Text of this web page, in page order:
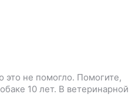
это не помогло. Помогите,
10 лет. В ветеринарной